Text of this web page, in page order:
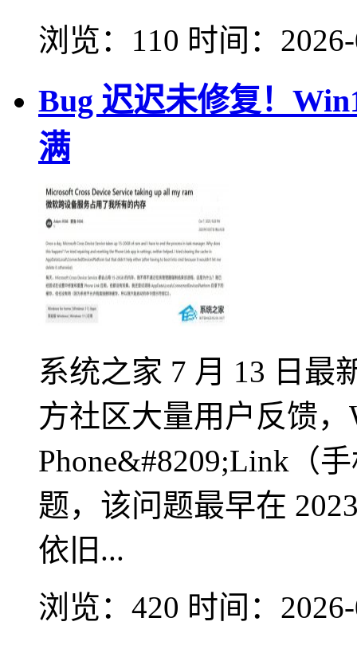
浏览：110 时间：
Bug 迟迟未修复！
满
系统之家 7 月 13 日最
方社区大量用户反馈
Phone&#8209;Link（
题，该问题最早在
依旧...
浏览：420 时间：